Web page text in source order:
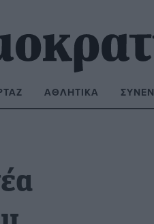
ΑΘΛΗΤΙΚΆ